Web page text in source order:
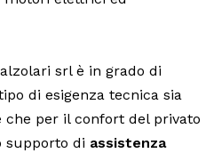
srl è in grado di
di esigenza tecnica sia
che per il confort del privato
supporto di assistenza